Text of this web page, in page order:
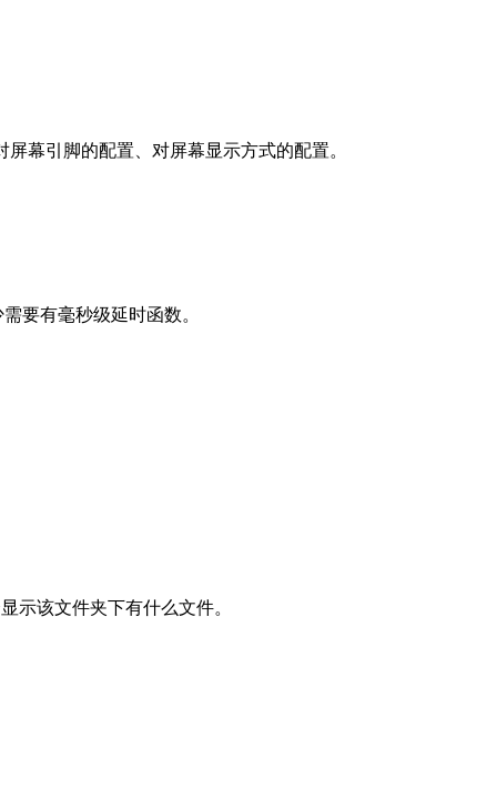
幕引脚的配置、对屏幕显示方式的配置。
要有毫秒级延时函数。
示该文件夹下有什么文件。